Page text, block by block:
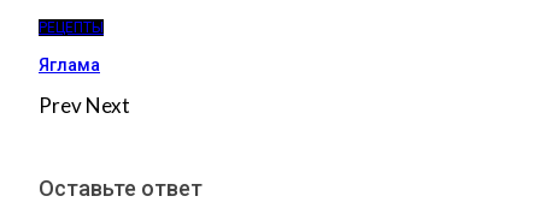
РЕЦЕПТЫ
Яглама
PrevNext
Оставьте ответ